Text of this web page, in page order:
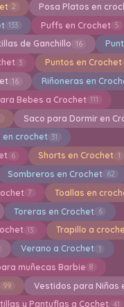
2 Posa Platos en
133 Puffs en Crochet 5
de Ganchillo 16
3 Puntos en Crochet
16 Riñoneras en
Bebes a Crochet 111
Saco para Dormir en
en crochet 31
6 Shorts en Crochet 1
Sombreros en Crochet 62
7 Toallas en
Toreras en Crochet 6
13 Trapillo a
Verano a Crochet 1
muñecas Barbie 8
99 Vestidos para Niñas
y Pantuflas a Cochet 41